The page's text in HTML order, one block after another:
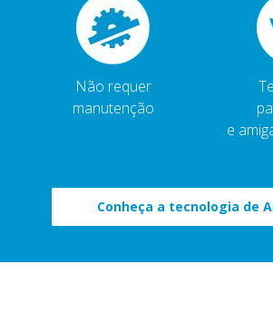
Não requer
manutenção
e
Conheça a tecnologia de